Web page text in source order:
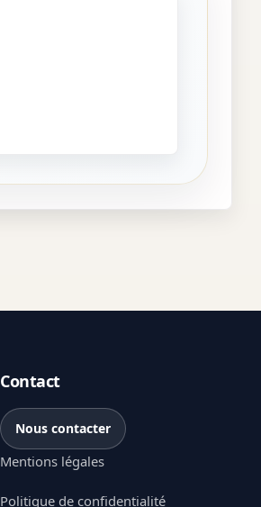
Contact
Nous contacter
Mentions légales
Politique de confidentialité